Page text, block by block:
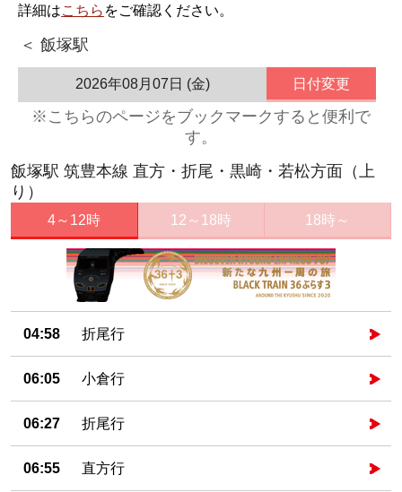
詳細はこちら をご確認ください。
＜ 飯塚駅
2026年08月07日 (金) 日付変更
※こちらのページをブックマークすると便利で
す。
飯塚駅 筑豊本線 直方・折尾・黒崎・若松方面（上
り）
4～12時 12～18時 18時～
04:58 折尾行
06:05 小倉行
06:27 折尾行
06:55 直方行